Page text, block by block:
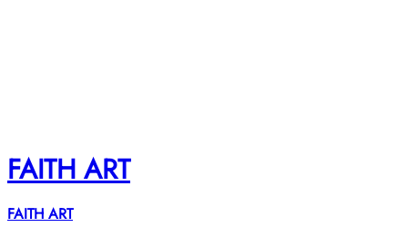
FAITH ART
FAITH ART